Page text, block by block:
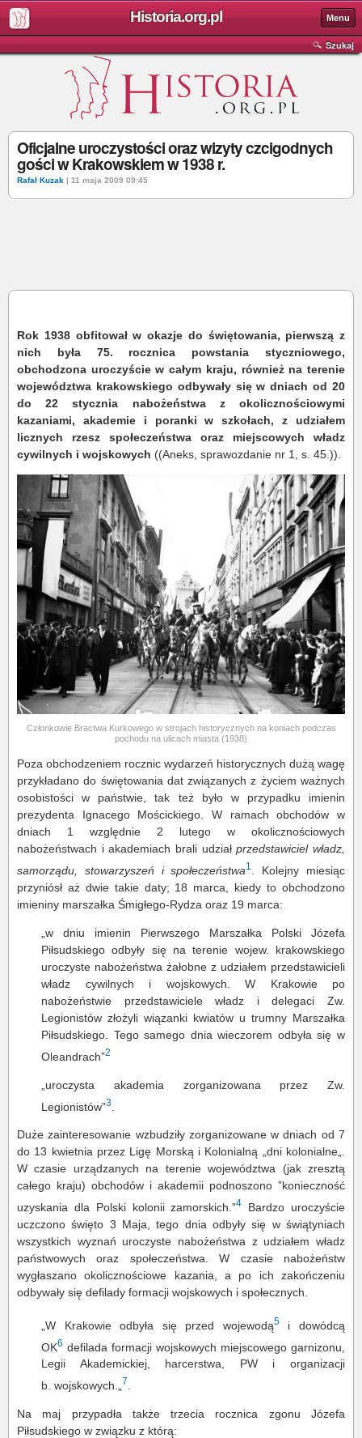
Historia.org.pl Menu
Szukaj
Oficjalne uroczystości oraz wizyty czcigodnych
gości w Krakowskiem w 1938 r.
Rafał Kuzak | 11 maja 2009 09:45
Rok 1938 obfitował w okazje do świętowania, pierwszą z
nich była 75. rocznica powstania styczniowego,
obchodzona uroczyście w całym kraju, również na terenie
województwa krakowskiego odbywały się w dniach od 20
do 22 stycznia nabożeństwa z okolicznościowymi
kazaniami, akademie i poranki w szkołach, z udziałem
licznych rzesz społeczeństwa oraz miejscowych władz
cywilnych i wojskowych ((Aneks, sprawozdanie nr 1, s. 45.)).
Członkowie Bractwa Kurkowego w strojach historycznych na koniach podczas
pochodu na ulicach miasta (1938)
Poza obchodzeniem rocznic wydarzeń historycznych dużą wagę
przykładano do świętowania dat związanych z życiem ważnych
osobistości w państwie, tak też było w przypadku imienin
prezydenta Ignacego Mościckiego. W ramach obchodów w
dniach 1 względnie 2 lutego w okolicznościowych
nabożeństwach i akademiach brali udziałprzedstawiciel władz,
samorządu, stowarzyszeń i społeczeństwa1
. Kolejny miesiąc
przyniósł aż dwie takie daty; 18 marca, kiedy to obchodzono
imieniny marszałka Śmigłego-Rydza oraz 19 marca:
„w dniu imienin Pierwszego Marszałka Polski Józefa
Piłsudskiego odbyły się na terenie wojew. krakowskiego
uroczyste nabożeństwa żałobne z udziałem przedstawicieli
władz cywilnych i wojskowych. W Krakowie po
nabożeństwie przedstawiciele władz i delegaci Zw.
Legionistów złożyli wiązanki kwiatów u trumny Marszałka
Piłsudskiego. Tego samego dnia wieczorem odbyła się w
Oleandrach”2
„uroczysta akademia zorganizowana przez Zw.
Legionistów”3
Duże zainteresowanie wzbudziły zorganizowane w dniach od 7
do 13 kwietnia przez Ligę Morską i Kolonialną „dni kolonialne„.
W czasie urządzanych na terenie województwa (jak zresztą
całego kraju) obchodów i akademii podnoszono ”konieczność
uzyskania dla Polski kolonii zamorskich.”4
Bardzo uroczyście
uczczono święto 3 Maja, tego dnia odbyły się w świątyniach
wszystkich wyznań uroczyste nabożeństwa z udziałem władz
państwowych oraz społeczeństwa. W czasie nabożeństw
wygłaszano okolicznościowe kazania, a po ich zakończeniu
odbywały się defilady formacji wojskowych i społecznych.
„W Krakowie odbyła się przed wojewodą5i dowódcą
OK6 defilada formacji wojskowych miejscowego garnizonu,
Legii Akademickiej, harcerstwa, PW i organizacji
b. wojskowych.„
7
Na maj przypadła także trzecia rocznica zgonu Józefa
Piłsudskiego w związku z którą: